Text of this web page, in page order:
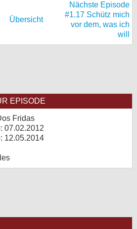
Übersicht
Nächste Episode
#1.17 Schütz mich
vor dem, was ich
will
EPISODE
Fridas
07.02.2012
12.05.2014
Cookie-Einstellungen
Impressum
Desktop-Ansicht